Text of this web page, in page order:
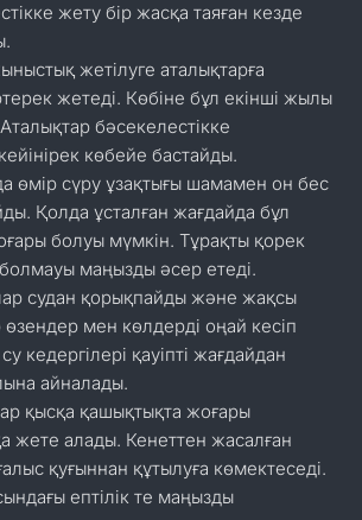
жету бір жасқа таяған кезде
жетілуге аталықтарға
жетеді. Көбіне бұл екінші жылы
бәсекелестікке
көбейе бастайды.
өмір сүру ұзақтығы шамамен он бес
Қолда ұсталған жағдайда бұл
болуы мүмкін. Тұрақты қорек
болмауы маңызды әсер етеді.
судан қорықпайды және жақсы
мен көлдерді оңай кесіп
кедергілері қауіпті жағдайдан
айналады.
қысқа қашықтықта жоғары
жете алады. Кенеттен жасалған
қуғыннан құтылуға көмектеседі.
ептілік те маңызды